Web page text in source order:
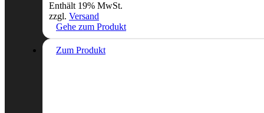
Enthält 19% MwSt.
zzgl. Versand
Gehe zum Produkt
Zum Produkt